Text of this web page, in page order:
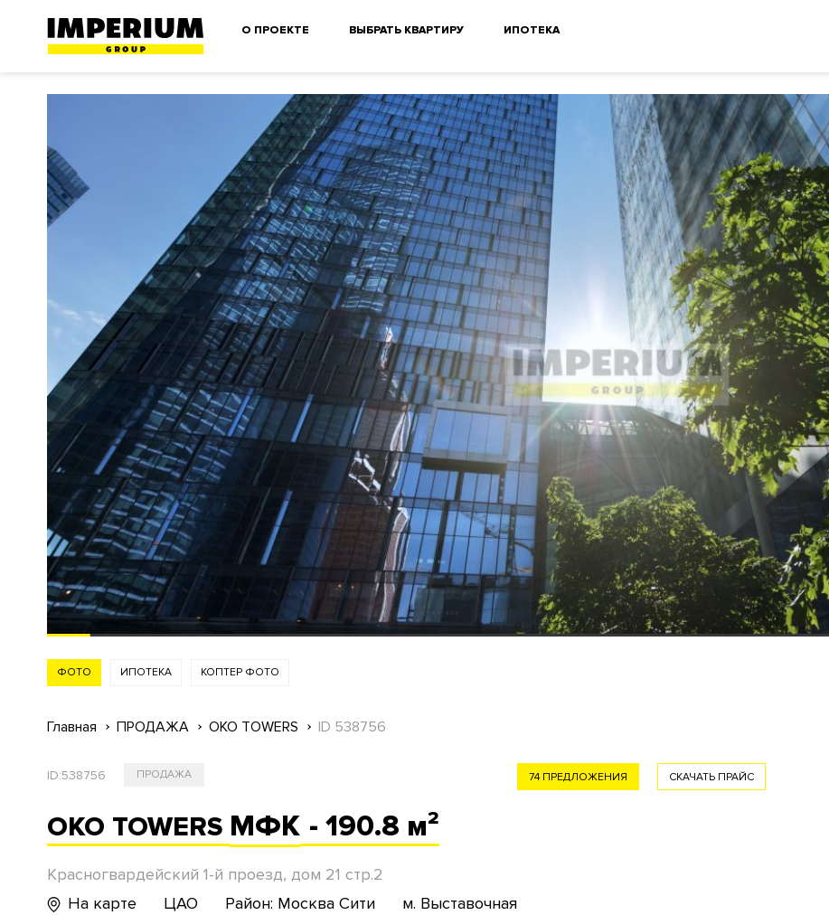
О ПРОЕКТЕ ВЫБРАТЬ КВАРТИРУ ИПОТЕКА
ФОТО ИПОТЕКА КОПТЕР ФОТО
Главная ПРОДАЖА OKO TOWERS ID 538756
ID:538756 ПРОДАЖА СКАЧАТЬ ПРАЙС
74 ПРЕДЛОЖЕНИЯ
OKO TOWERS МФК - 190.8 м²
Красногвардейский 1-й проезд, дом 21 стр.2
На карте
ЦАО Район: Москва Сити м. Выставочная